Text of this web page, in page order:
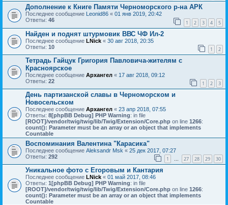
Дополнение к Книге Памяти Черноморского р-на АРК
Последнее сообщение Leonid86 « 01 янв 2019, 20:42
Ответы: 46 1 2 3 4 5
Найден и поднят штурмовик ВВС ЧФ Ил-2
Последнее сообщение LNick « 30 авг 2018, 20:35
Ответы: 10 1 2
Тетрадь Гайцук Григория Павловича-жителям с
Красноярское
Последнее сообщение Архангел « 17 авг 2018, 09:12
Ответы: 22 1 2 3
День партизанской славы в Черноморском и
Новосельском
Последнее сообщение Архангел « 23 апр 2018, 07:55
Ответы: 8[phpBB Debug] PHP Warning: in file
[ROOT]/vendor/twig/twig/lib/Twig/Extension/Core.php on line 1266:
count(): Parameter must be an array or an object that implements
Countable
Воспоминания Валентина "Карасика"
Последнее сообщение Aleksandr Msk « 25 дек 2017, 07:27
Ответы: 292 1 27 28 29 30
Уникальное фото с Егоровым и Кантария
Последнее сообщение LNick « 01 май 2017, 08:46
Ответы: 1[phpBB Debug] PHP Warning: in file
[ROOT]/vendor/twig/twig/lib/Twig/Extension/Core.php on line 1266:
count(): Parameter must be an array or an object that implements
Countable